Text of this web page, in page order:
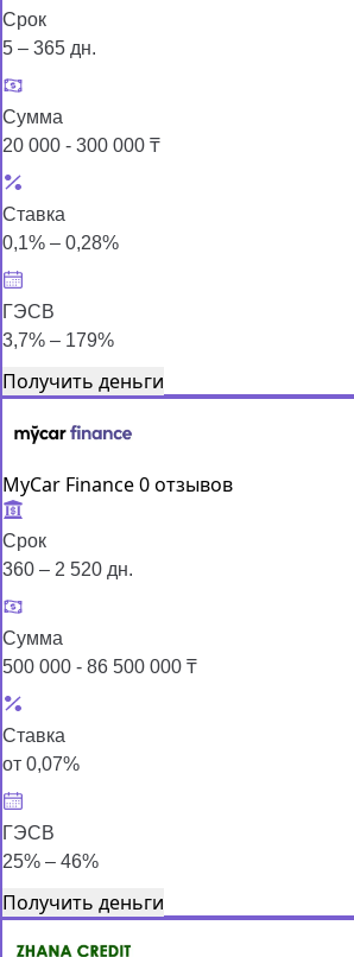
Срок
5 – 365 дн.
Сумма
20 000 - 300 000 ₸
Ставка
0,1% – 0,28%
ГЭСВ
3,7% – 179%
Получить деньги
MyCar Finance0 отзывов
Срок
360 – 2 520 дн.
Сумма
500 000 - 86 500 000 ₸
Ставка
от 0,07%
ГЭСВ
25% – 46%
Получить деньги